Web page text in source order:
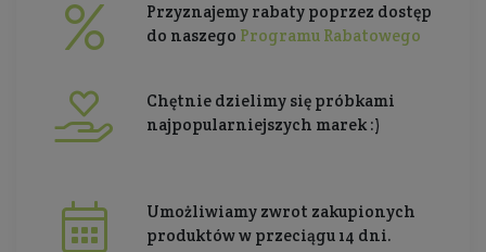
Przyznajemy rabaty poprzez dostęp
do naszego Programu Rabatowego
Chętnie dzielimy się próbkami
najpopularniejszych marek :)
Umożliwiamy zwrot zakupionych
produktów w przeciągu 14 dni.